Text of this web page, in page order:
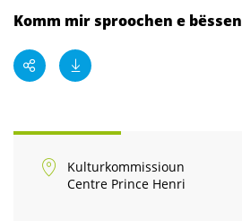
Komm mir sproochen e bëssen
Kulturkommissioun
Centre Prince Henri